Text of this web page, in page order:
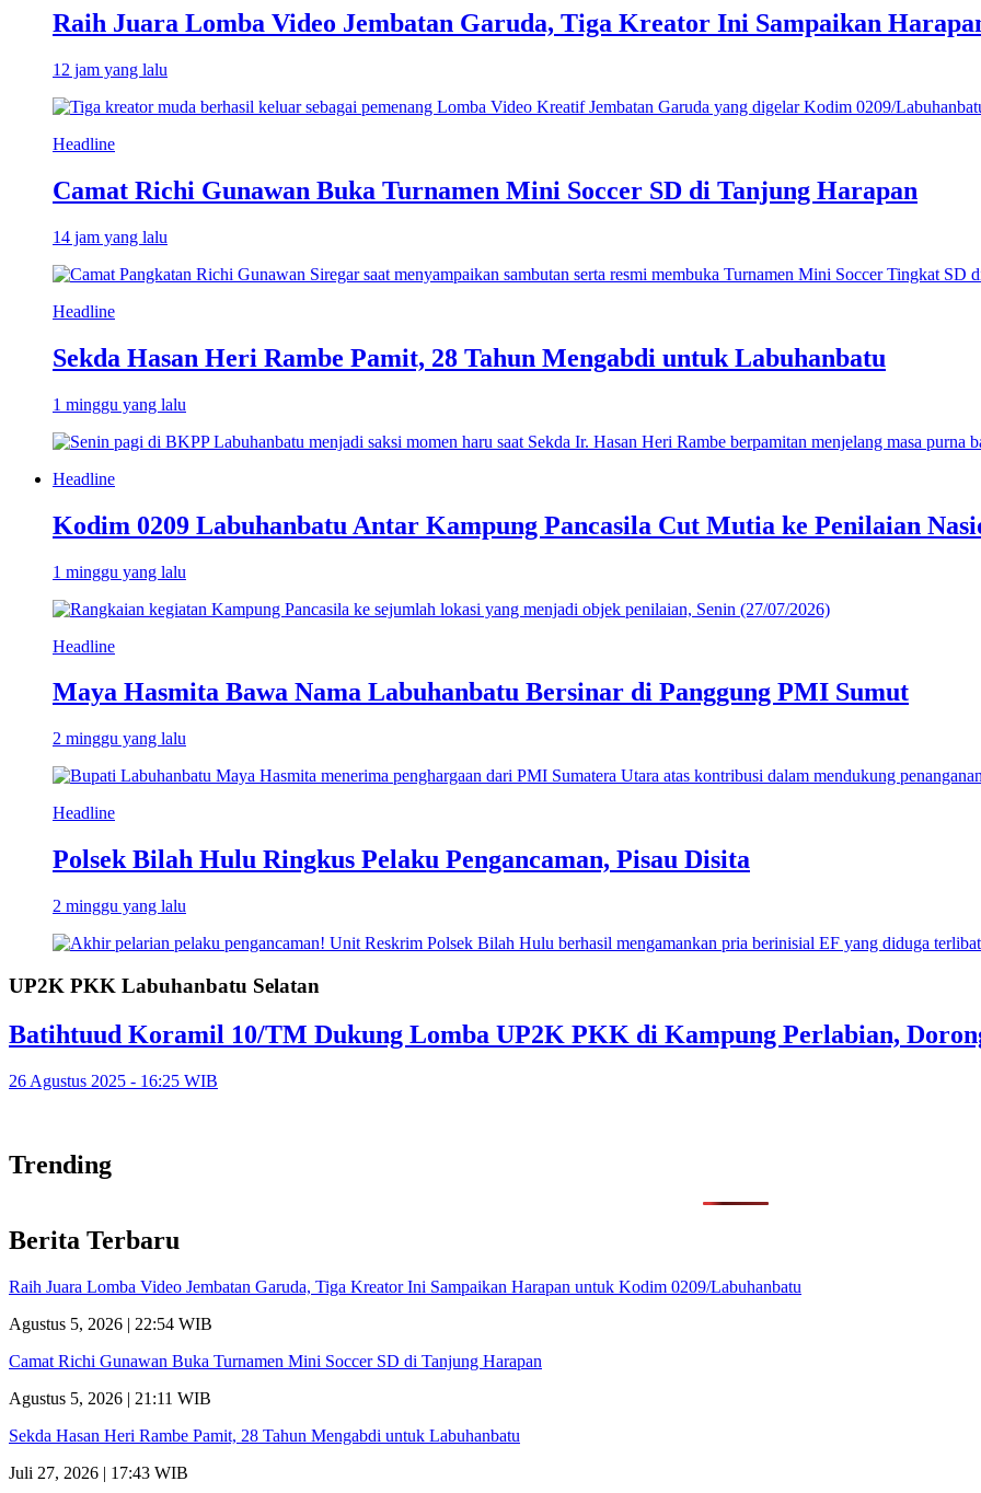
Raih Juara Lomba Video Jembatan Garuda, Tiga Kreator Ini Sampaikan
12 jam yang lalu
Headline
Camat Richi Gunawan Buka Turnamen Mini Soccer SD di Tanjung Harapan
14 jam yang lalu
Headline
Sekda Hasan Heri Rambe Pamit, 28 Tahun Mengabdi untuk Labuhanbatu
1 minggu yang lalu
Headline
Kodim 0209 Labuhanbatu Antar Kampung Pancasila Cut Mutia ke Penilaian
1 minggu yang lalu
Headline
Maya Hasmita Bawa Nama Labuhanbatu Bersinar di Panggung PMI Sumut
2 minggu yang lalu
Headline
Polsek Bilah Hulu Ringkus Pelaku Pengancaman, Pisau Disita
2 minggu yang lalu
UP2K PKK Labuhanbatu Selatan
Batihtuud Koramil 10/TM Dukung Lomba UP2K PKK di Kampung Perlabian,
26 Agustus 2025 - 16:25 WIB
Trending
Berita Terbaru
Raih Juara Lomba Video Jembatan Garuda, Tiga Kreator Ini Sampaikan Harapan untuk Kodim 0209/Labuhanbatu
Agustus 5, 2026 | 22:54 WIB
Camat Richi Gunawan Buka Turnamen Mini Soccer SD di Tanjung Harapan
Agustus 5, 2026 | 21:11 WIB
Sekda Hasan Heri Rambe Pamit, 28 Tahun Mengabdi untuk Labuhanbatu
Juli 27, 2026 | 17:43 WIB